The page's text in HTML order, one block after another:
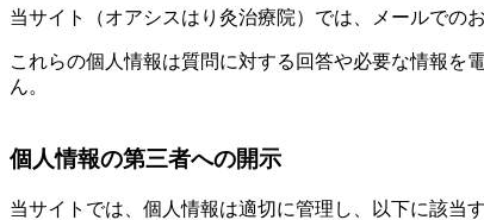
当サイト（オアシスはり灸治療院）では、メールでの
これらの個人情報は質問に対する回答や必要な情報を
ん。
個人情報の第三者への開示
当サイトでは、個人情報は適切に管理し、以下に該当